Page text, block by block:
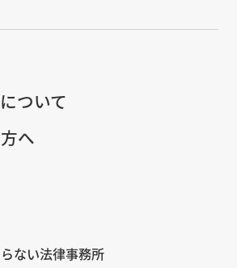
ついて
へ
ない法律事務所